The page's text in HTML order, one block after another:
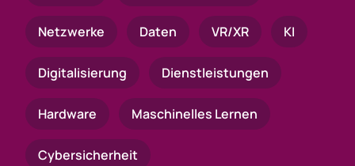
Netzwerke Daten VR/XR KI
Digitalisierung Dienstleistungen
Hardware Maschinelles Lernen
Cybersicherheit